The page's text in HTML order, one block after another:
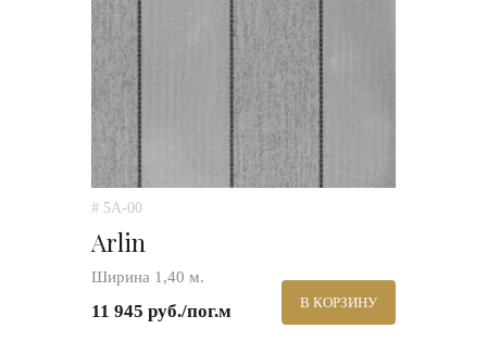
# 5A-00
Arlin
Ширина 1,40 м.
11 945 руб./пог.м В КОРЗИНУ